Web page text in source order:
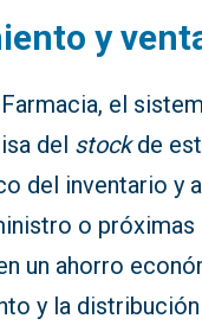
y
el
del stockde
del inventario y
o próximas
un ahorro
y la